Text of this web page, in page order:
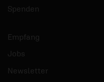
Spenden
Empfang
Jobs
Newsletter